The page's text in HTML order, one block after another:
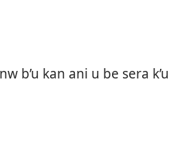
b’u kan ani u be sera k’u